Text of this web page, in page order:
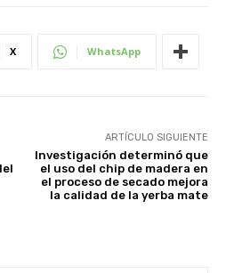
X WhatsApp
ARTÍCULO SIGUIENTE
Investigación determinó que
el uso del chip de madera en
el proceso de secado mejora
la calidad de la yerba mate